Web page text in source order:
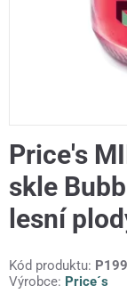
Price's
skle
lesní
Kód produktu:
Výrobce: Price´s